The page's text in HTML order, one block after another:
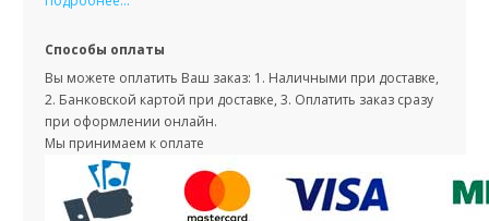
Способы оплаты
Вы можете оплатить Ваш заказ: 1. Наличными при доставке,
2. Банковской картой при доставке, 3. Оплатить заказ сразу
при оформлении онлайн.
Мы принимаем к оплате